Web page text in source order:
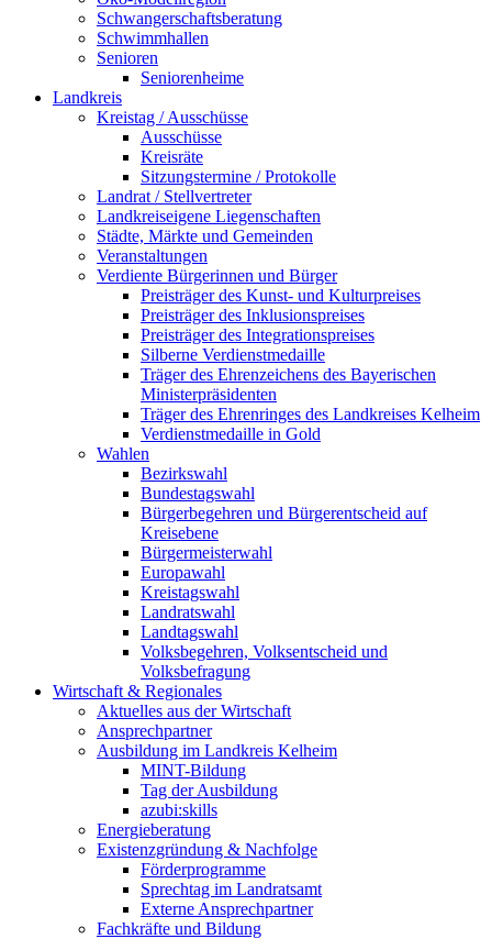
Schwangerschaftsberatung
Schwimmhallen
Senioren
Seniorenheime
Landkreis
Kreistag / Ausschüsse
Ausschüsse
Kreisräte
Sitzungstermine / Protokolle
Landrat / Stellvertreter
Landkreiseigene Liegenschaften
Städte, Märkte und Gemeinden
Veranstaltungen
Verdiente Bürgerinnen und Bürger
Preisträger des Kunst- und Kulturpreises
Preisträger des Inklusionspreises
Preisträger des Integrationspreises
Silberne Verdienstmedaille
Träger des Ehrenzeichens des Bayerischen
Ministerpräsidenten
Träger des Ehrenringes des Landkreises Kelheim
Verdienstmedaille in Gold
Wahlen
Bezirkswahl
Bundestagswahl
Bürgerbegehren und Bürgerentscheid auf
Kreisebene
Bürgermeisterwahl
Europawahl
Kreistagswahl
Landratswahl
Landtagswahl
Volksbegehren, Volksentscheid und
Volksbefragung
Wirtschaft & Regionales
Aktuelles aus der Wirtschaft
Ansprechpartner
Ausbildung im Landkreis Kelheim
MINT-Bildung
Tag der Ausbildung
azubi:skills
Energieberatung
Existenzgründung & Nachfolge
Förderprogramme
Sprechtag im Landratsamt
Externe Ansprechpartner
Fachkräfte und Bildung